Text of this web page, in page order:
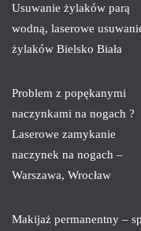
Usuwanie żylaków parą
wodną, laserowe
żylaków Bielsko Biała
Problem z popękanymi
naczynkami na nogach ?
Laserowe zamykanie
naczynek na nogach –
Warszawa, Wrocław
Makijaż permanentny –